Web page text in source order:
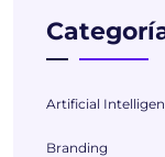
Artificial
Branding